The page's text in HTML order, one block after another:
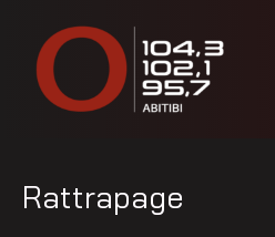
Rattrapage